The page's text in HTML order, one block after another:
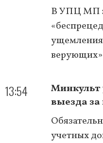
В УПЦ МП
верующих»
13:54
Минкульт
выезда
учетных